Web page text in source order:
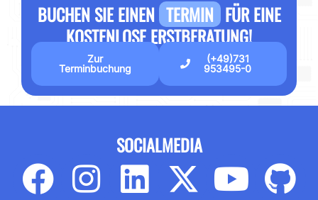
BUCHEN SIE EINEN TERMIN FÜR EINE
KOSTENLOSE ERSTBERATUNG!
Zur
Terminbuchung
(+49)731
953495-0
SOCIALMEDIA